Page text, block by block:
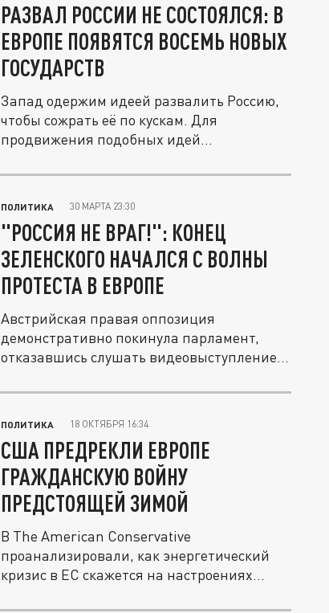
РАЗВАЛ РОССИИ НЕ СОСТОЯЛСЯ: В
ЕВРОПЕ ПОЯВЯТСЯ ВОСЕМЬ НОВЫХ
ГОСУДАРСТВ
Запад одержим идеей развалить Россию,
чтобы сожрать её по кускам. Для
продвижения подобных идей
ПОЛИТИКА 30 МАРТА 23:30
"РОССИЯ НЕ ВРАГ!": КОНЕЦ
ЗЕЛЕНСКОГО НАЧАЛСЯ С ВОЛНЫ
ПРОТЕСТА В ЕВРОПЕ
Австрийская правая оппозиция
демонстративно покинула парламент,
отказавшись слушать видеовыступление...
ПОЛИТИКА 18 ОКТЯБРЯ 16:34
США ПРЕДРЕКЛИ ЕВРОПЕ
ГРАЖДАНСКУЮ ВОЙНУ
ПРЕДСТОЯЩЕЙ ЗИМОЙ
В The American Conservative
проанализировали, как энергетический
кризис в ЕС скажется на настроениях...